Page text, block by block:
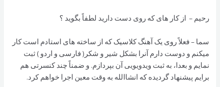
رحیم – از کار های که روی دست دارید لطفاً بگوید ؟
سما – فعلاً روی یک آهنگ کلاسیک که از ساخته های استادم است کار
میکنم و دوست دارم آنرا بشکل شیر و شکر( فارسی و اردو ) ثبت
نمایم و بعدا، به ثبت ویدویویی آن بپردازم. و ضمناً چند کنسرتی هم
برایم پیشنهاد گردیده که انشاالله به وقت معین اجرا خواهم کرد.